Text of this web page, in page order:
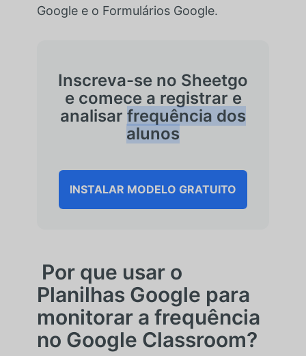
Google e o Formulários Google.
Inscreva-se no Sheetgo
e comece a registrar e
analisar frequência dos
alunos
INSTALAR MODELO GRATUITO
Por que usar o
Planilhas Google para
monitorar a frequência
no Google Classroom?